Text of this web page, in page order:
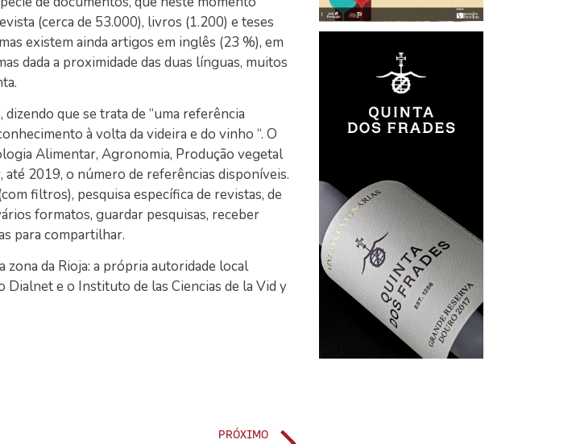
(cerca de 53.000), livros (1.200) e teses
existem ainda artigos em inglês (23 %), em
dada a proximidade das duas línguas, muitos
que se trata de “uma referência
à volta da videira e do vinho “. O
Alimentar, Agronomia, Produção vegetal
2019, o número de referências disponíveis.
filtros), pesquisa específica de revistas, de
formatos, guardar pesquisas, receber
para compartilhar.
da Rioja: a própria autoridade local
Dialnet e o Instituto de las Ciencias de la Vid y
PRÓXIMO